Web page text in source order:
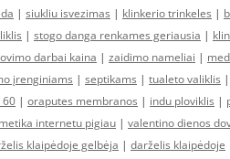
| siukliu isvezimas | klinkerio trinkeles |
| stogo danga renkames geriausia |
darbai kaina | zaidimo nameliai |
įrenginiams | septikams | tualeto valiklis |
60 | oraputes membranos | indu ploviklis |
internetu pigiau | valentino dienos
klaipėdoje gelbėja | darželis klaipėdoje